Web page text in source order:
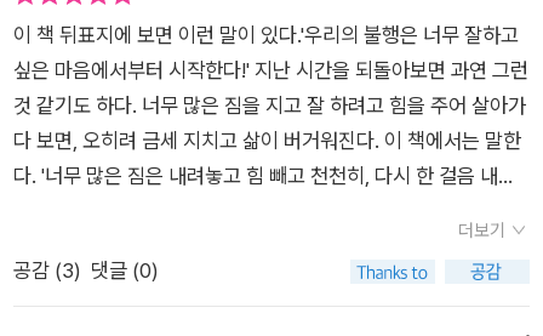
어진 하루는 그 자체로 소중한 순간임을 잊어서는 안 된다. 인생
은 작은 꿈들이 만들어가는 것이고 작은 꿈들이 쌓여가면서 변화
와 성장으로 이어진다.하루하루가 모여 삶을 이루듯, 삶은 노력과
꾸준함이 모여 조금씩 만들어진다. 어느 순간에도 정지되지 않는
삶의 흐름 속에서, 자신의 하루를 어떻게 만들어갈지는 우리의 선
택과 실천에 달려 있다. 무기력과 휴식은 구별되어야 하며, 고난
도 자신을 단단하게 만들지만 때로는 포기할 용기도 필요하다. 산
이 책 뒤표지에 보면 이런 말이 있다.​​'우리의 불행은 너무 잘하고
싶은 마음에서부터 시작한다!' ​​지난 시간을 되돌아보면 과연 그런
것 같기도 하다. ​​너무 많은 짐을 지고 잘 하려고 힘을 주어 살아가
다 보면, 오히려 금세 지치고 삶이 버거워진다. ​​이 책에서는 말한
다. '너무 많은 짐은 내려놓고 힘 빼고 천천히, 다시 한 걸음 내딛
패하지 않으려고 바둥거리고 애쓰거나 너무 골똘하게 생각하며
고르면 오히려 만족하지 못하는 경우도 종종 있다. ​​힘을 빼고 부
더보기
공감 (3) 댓글 (0)